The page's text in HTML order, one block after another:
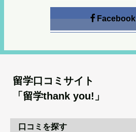
Facebook
留学口コミサイト
「留学thank you!」
口コミを探す